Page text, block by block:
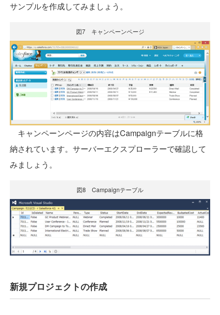
サンプルを作成してみましょう。
図7 キャンペーンページ
キャンペーンページの内容はCampaignテーブルに格
納されています。サーバーエクスプローラーで確認して
みましょう。
図8 Campaignテーブル
新規プロジェクトの作成